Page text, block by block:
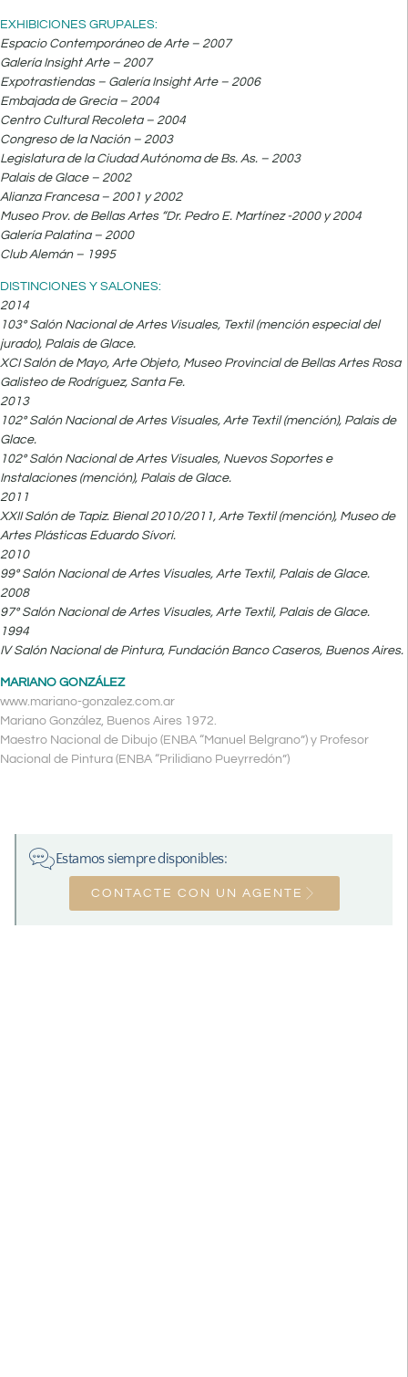
EXHIBICIONES GRUPALES:
Espacio Contemporáneo de Arte – 2007
Galería Insight Arte – 2007
Expotrastiendas – Galería Insight Arte – 2006
Embajada de Grecia – 2004
Centro Cultural Recoleta – 2004
Congreso de la Nación – 2003
Legislatura de la Ciudad Autónoma de Bs. As. – 2003
Palais de Glace – 2002
Alianza Francesa – 2001 y 2002
Museo Prov. de Bellas Artes “Dr. Pedro E. Martínez -2000 y 2004
Galería Palatina – 2000
Club Alemán – 1995
DISTINCIONES Y SALONES:
2014
103º Salón Nacional de Artes Visuales, Textil (mención especial del
jurado), Palais de Glace.
XCI Salón de Mayo, Arte Objeto, Museo Provincial de Bellas Artes Rosa
Galisteo de Rodríguez, Santa Fe.
2013
102º Salón Nacional de Artes Visuales, Arte Textil (mención), Palais de
Glace.
102º Salón Nacional de Artes Visuales, Nuevos Soportes e
Instalaciones (mención), Palais de Glace.
2011
XXII Salón de Tapiz. Bienal 2010/2011, Arte Textil (mención), Museo de
Artes Plásticas Eduardo Sívori.
2010
99º Salón Nacional de Artes Visuales, Arte Textil, Palais de Glace.
2008
97º Salón Nacional de Artes Visuales, Arte Textil, Palais de Glace.
1994
IV Salón Nacional de Pintura, Fundación Banco Caseros, Buenos Aires.
MARIANO GONZÁLEZ
www.mariano-gonzalez.com.ar
Mariano González, Buenos Aires 1972.
Maestro Nacional de Dibujo (ENBA “Manuel Belgrano”) y Profesor
Nacional de Pintura (ENBA “Prilidiano Pueyrredón”)
Estamos siempre disponibles:
CONTACTE CON UN AGENTE